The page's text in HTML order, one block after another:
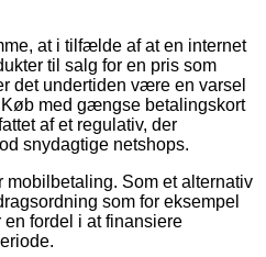
at i tilfælde af at en internet
til salg for en pris som
det undertiden være en varsel
med gængse betalingskort
af et regulativ, der
snydagtige netshops.
Som et alternativ
som for eksempel
fordel i at finansiere